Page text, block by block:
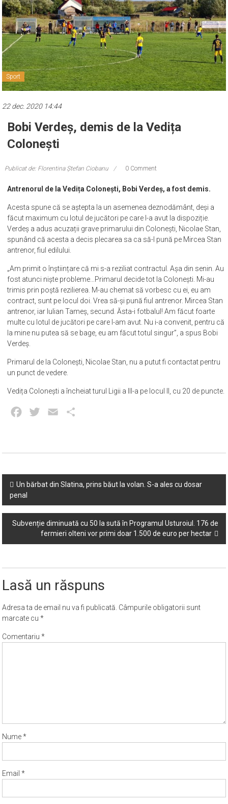
Sport
22 dec. 2020 14:44
Bobi Verdeș, demis de la Vedița
Colonești
Publicat de: Florentina Ștefan Ciobanu 0 Comment
Antrenorul de la Vedița Colonești, Bobi Verdeș, a fost demis.
Acesta spune că se aștepta la un asemenea deznodământ, deși a
făcut maximum cu lotul de jucători pe care l-a avut la dispoziție.
Verdeș a adus acuzații grave primarului din Colonești, Nicolae Stan,
spunând că acesta a decis plecarea sa ca să-l pună pe Mircea Stan
antrenor, fiul edilului.
„Am primit o înștiințare că mi s-a reziliat contractul. Așa din senin. Au
fost atunci niște probleme…Primarul decide tot la Colonești. Mi-au
trimis prin poștă rezilierea. M-au chemat să vorbesc cu ei, eu am
contract, sunt pe locul doi. Vrea să-și pună fiul antrenor. Mircea Stan
antrenor, iar Iulian Tameș, secund. Ăsta-i fotbalul! Am făcut foarte
multe cu lotul de jucători pe care l-am avut. Nu i-a convenit, pentru că
la mine nu putea să se bage, eu am făcut totul singur”, a spus Bobi
Verdeș.
Primarul de la Colonești, Nicolae Stan, nu a putut fi contactat pentru
un punct de vedere.
Vedița Colonești a încheiat turul Ligii a III-a pe locul II, cu 20 de puncte.
Facebook
Twitter Email
Post
navigation
Un bărbat din Slatina, prins băut la volan. S-a ales cu dosar
penal
Subvenție diminuată cu 50 la sută în Programul Usturoiul. 176 de
fermieri olteni vor primi doar 1.500 de euro per hectar
Lasă un răspuns
Adresa ta de email nu va fi publicată. Câmpurile obligatorii sunt
marcate cu*
Comentariu*
Nume*
Email*